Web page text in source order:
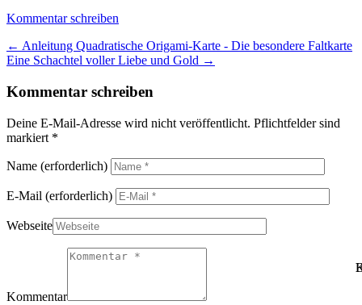
Kommentar schreiben
← Anleitung Quadratische Origami-Karte - Die besondere Faltkarte
Eine Schachtel voller Liebe und Gold →
Kommentar schreiben
Deine E-Mail-Adresse wird nicht veröffentlicht. Pflichtfelder sind
markiert *
Name (erforderlich)
E-Mail (erforderlich)
Webseite
Kommentar